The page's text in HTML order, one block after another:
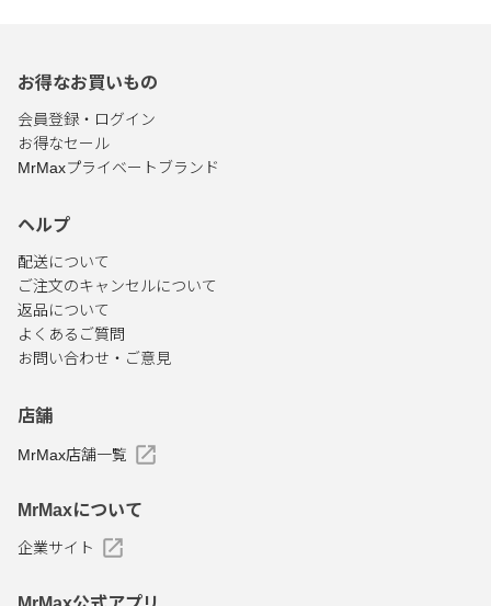
お得なお買いもの
会員登録・ログイン
お得なセール
MrMaxプライベートブランド
ヘルプ
配送について
ご注文のキャンセルについて
返品について
よくあるご質問
お問い合わせ・ご意見
店舗
MrMax店舗一覧
MrMaxについて
企業サイト